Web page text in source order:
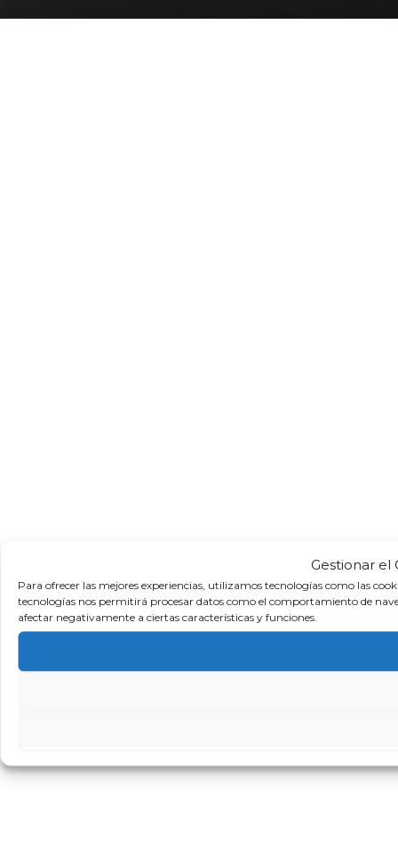
Gestionar el
Para ofrecer las mejores experiencias, utilizamos tecnologías como las
tecnologías nos permitirá procesar datos como el comportamiento de
afectar negativamente a ciertas características y funciones.